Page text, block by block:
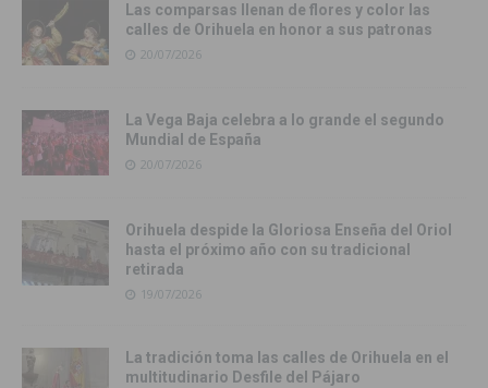
Las comparsas llenan de flores y color las
calles de Orihuela en honor a sus patronas
20/07/2026
La Vega Baja celebra a lo grande el segundo
Mundial de España
20/07/2026
Orihuela despide la Gloriosa Enseña del Oriol
hasta el próximo año con su tradicional
retirada
19/07/2026
La tradición toma las calles de Orihuela en el
multitudinario Desfile del Pájaro